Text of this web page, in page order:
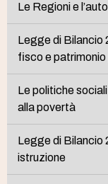
Le Regioni e
Legge di Bilancio
fisco e patrimonio
Le politiche
alla povertà
Legge di Bilancio
istruzione